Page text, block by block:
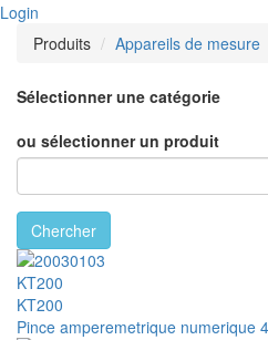
Login
Produits
Appareils de mesure
Sélectionner une catégorie
ou sélectionner un produit
Chercher
KT200
KT200
Pince amperemetrique numerique